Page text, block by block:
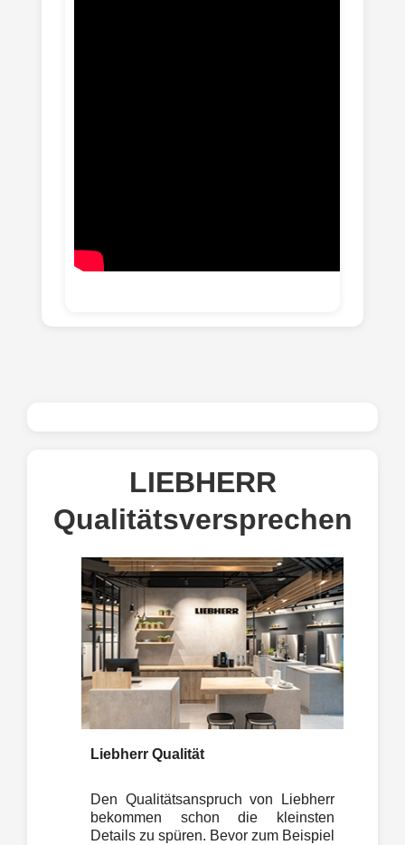
LIEBHERR
Qualitätsversprechen
Liebherr Qualität
Den Qualitätsanspruch von Liebherr
bekommen schon die kleinsten
Details zu spüren. Bevor zum Beispiel